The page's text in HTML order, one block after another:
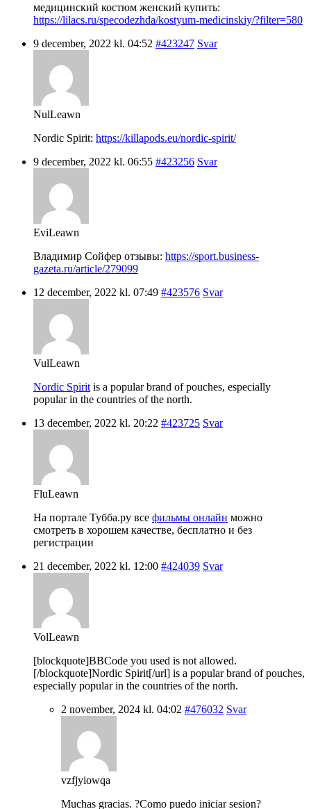
медицинский костюм женский купить:
https://lilacs.ru/specodezhda/kostyum-medicinskiy/?filter=580
9 december, 2022 kl. 04:52 #423247 Svar
NulLeawn
Nordic Spirit: https://killapods.eu/nordic-spirit/
9 december, 2022 kl. 06:55 #423256 Svar
EviLeawn
Владимир Сойфер отзывы: https://sport.business-
gazeta.ru/article/279099
12 december, 2022 kl. 07:49 #423576 Svar
VulLeawn
Nordic Spirit is a popular brand of pouches, especially
popular in the countries of the north.
13 december, 2022 kl. 20:22 #423725 Svar
FluLeawn
На портале Тубба.ру все фильмы онлайн можно
смотреть в хорошем качестве, бесплатно и без
регистрации
21 december, 2022 kl. 12:00 #424039 Svar
VolLeawn
[blockquote]BBCode you used is not allowed.
[/blockquote]Nordic Spirit[/url] is a popular brand of pouches,
especially popular in the countries of the north.
2 november, 2024 kl. 04:02 #476032 Svar
vzfjyiowqa
Muchas gracias. ?Como puedo iniciar sesion?